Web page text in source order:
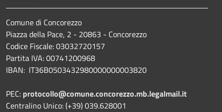
Comune di Concorezzo
Piazza della Pace, 2 - 20863 - Concorezzo
Codice Fiscale: 03032720157
Partita IVA: 00741200968
IBAN: IT36B0503432980000000003820
PEC: protocollo@comune.concorezzo.mb.legalmail.it
Centralino Unico: (+39) 039.628001